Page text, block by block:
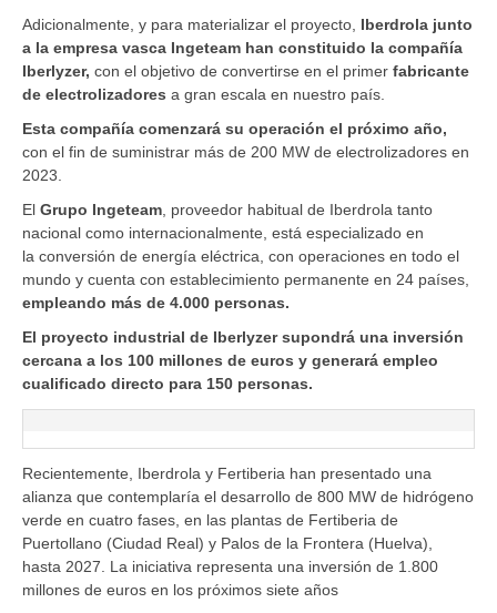
Adicionalmente, y para materializar el proyecto, Iberdrola junto
a la empresa vasca Ingeteam han constituido la compañía
Iberlyzer, con el objetivo de convertirse en el primer fabricante
de electrolizadores a gran escala en nuestro país.
Esta compañía comenzará su operación el próximo año,
con el fin de suministrar más de 200 MW de electrolizadores en
2023.
El Grupo Ingeteam , proveedor habitual de Iberdrola tanto
nacional como internacionalmente, está especializado en
la conversión de energía eléctrica, con operaciones en todo el
mundo y cuenta con establecimiento permanente en 24 países,
empleando más de 4.000 personas.
El proyecto industrial de Iberlyzer supondrá una inversión
cercana a los 100 millones de euros y generará empleo
cualificado directo para 150 personas.
Recientemente, Iberdrola y Fertiberia han presentado una
alianza que contemplaría el desarrollo de 800 MW de hidrógeno
verde en cuatro fases, en las plantas de Fertiberia de
Puertollano (Ciudad Real) y Palos de la Frontera (Huelva),
hasta 2027. La iniciativa representa una inversión de 1.800
millones de euros en los próximos siete años